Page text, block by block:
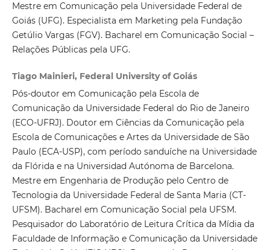
Mestre em Comunicação pela Universidade Federal de
Goiás (UFG). Especialista em Marketing pela Fundação
Getúlio Vargas (FGV). Bacharel em Comunicação Social –
Relações Públicas pela UFG.
Tiago Mainieri, Federal University of Goiás
Pós-doutor em Comunicação pela Escola de
Comunicação da Universidade Federal do Rio de Janeiro
(ECO-UFRJ). Doutor em Ciências da Comunicação pela
Escola de Comunicações e Artes da Universidade de São
Paulo (ECA-USP), com período sanduíche na Universidade
da Flórida e na Universidad Autónoma de Barcelona.
Mestre em Engenharia de Produção pelo Centro de
Tecnologia da Universidade Federal de Santa Maria (CT-
UFSM). Bacharel em Comunicação Social pela UFSM.
Pesquisador do Laboratório de Leitura Crítica da Mídia da
Faculdade de Informação e Comunicação da Universidade